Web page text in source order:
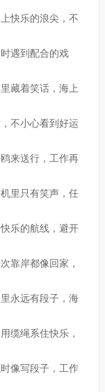
快乐的浪尖，不
遇到配合的戏
藏着笑话，海上
不小心看到好运
来送行，工作再
里只有笑声，任
乐的航线，避开
靠岸都像回家，
永远有段子，海
缆绳系住快乐，
像写段子，工作